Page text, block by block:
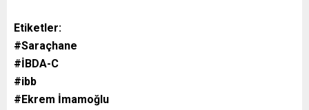
Etiketler:
#Saraçhane
#İBDA-C
#ibb
#Ekrem İmamoğlu